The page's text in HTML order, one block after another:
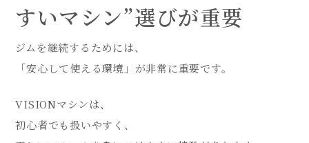
すいマシン”選びが重要
ジムを継続するためには、
「安心して使える環境」が非常に重要です。
VISIONマシンは、
初心者でも扱いやすく、